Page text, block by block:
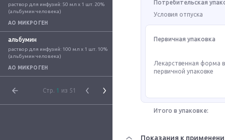
раствор для инфузий: 50 мл x 1 шт. 20%
(альбумин человека)
АО МИКРОГЕН
альбумин
раствор для инфузий: 100 мл x 1 шт. 10%
(альбумин человека)
АО МИКРОГЕН
Стр. 1 из 51
Потребительская
Условия отпуска
Первичная упаковка
Лекарственная форма
первичной упаковке
Итого в упаковке:
Показания к